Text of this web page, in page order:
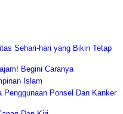
Sehari-hari yang Bikin Tetap
Begini Caranya
Islam
Ponsel Dan Kanker